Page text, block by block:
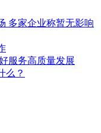
多家企业称暂无影响
服务高质量发展
么？